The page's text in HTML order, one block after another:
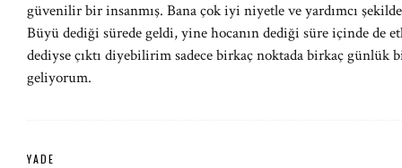
güvenilir bir insanmış. Bana çok iyi niyetle ve yardımcı
Büyü dediği sürede geldi, yine hocanın dediği süre içinde de
dediyse çıktı diyebilirim sadece birkaç noktada birkaç günlük
geliyorum.
YADE